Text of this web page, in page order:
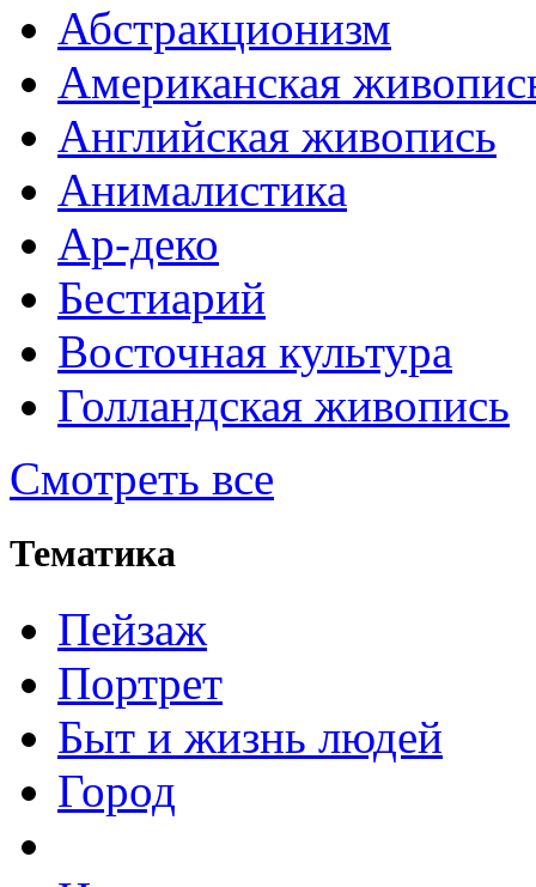
Абстракционизм
Американская
Английская живопись
Анималистика
Ар-деко
Бестиарий
Восточная культура
Голландская живопись
Смотреть все
Тематика
Пейзаж
Портрет
Быт и жизнь людей
Город